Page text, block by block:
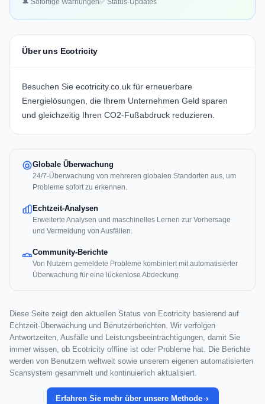
🔔 Sofortige Warnungen✅ Status-Updates
Über uns Ecotricity
Besuchen Sie ecotricity.co.uk für erneuerbare
Energielösungen, die Ihrem Unternehmen Geld sparen
und gleichzeitig Ihren CO2-Fußabdruck reduzieren.
Globale Überwachung
24/7-Überwachung von mehreren globalen Standorten aus, um
Probleme sofort zu erkennen.
Echtzeit-Analysen
Erweiterte Analysen und maschinelles Lernen zur Vorhersage
und Vermeidung von Ausfällen.
Community-Berichte
Von Nutzern gemeldete Probleme kombiniert mit automatisierter
Überwachung für eine lückenlose Abdeckung.
Diese Seite zeigt den aktuellen Status von Ecotricity basierend auf
Echtzeit-Überwachung und Benutzerberichten. Wir verfolgen
Antwortzeiten, Ausfälle und Leistungsbeeinträchtigungen, damit Sie
immer wissen, ob Ecotricity offline ist oder Probleme hat. Die Berichte
werden von Benutzern weltweit sowie unserem eigenen automatisierten
Scansystem gesammelt und kontinuierlich aktualisiert.
Erfahren Sie mehr über unsere Methode